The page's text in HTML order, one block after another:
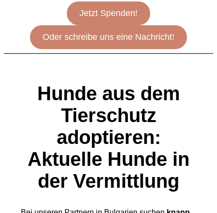
Jetzt Spenden!
Oder schreibe uns eine Nachricht!
Hunde aus dem
Tierschutz
adoptieren:
Aktuelle Hunde in
der Vermittlung